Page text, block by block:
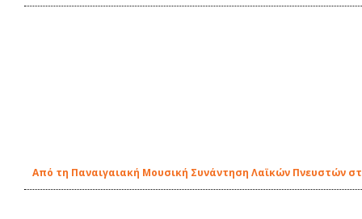
Από τη Παναιγαιακή Μουσική Συνάντηση Λαϊκών Πνευστών